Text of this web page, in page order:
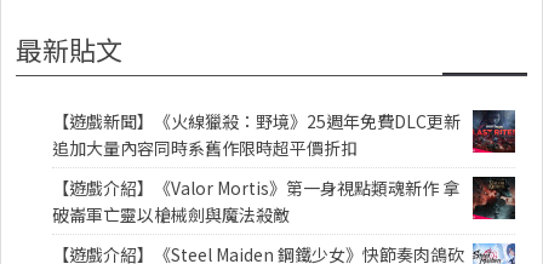
最新貼文
【遊戲新聞】《火線獵殺：野境》25週年免費DLC更新
追加大量內容同時系舊作限時超平價折扣
【遊戲介紹】《Valor Mortis》第一身視點類魂新作 拿
破崙軍亡靈以槍械劍與魔法殺敵
【遊戲介紹】《Steel Maiden 鋼鐵少女》快節奏肉鴿砍